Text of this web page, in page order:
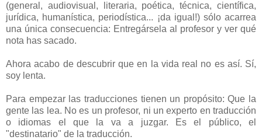
(general, audiovisual, literaria, poética, técnica, científica,
jurídica, humanística, periodística... ¡da igual!) sólo acarrea
una única consecuencia: Entregársela al profesor y ver qué
nota has sacado.
Ahora acabo de descubrir que en la vida real no es así. Sí,
soy lenta.
Para empezar las traducciones tienen un propósito: Que la
gente las lea. No es un profesor, ni un experto en traducción
o idiomas el que la va a juzgar. Es el público, el
"destinatario" de la traducción.